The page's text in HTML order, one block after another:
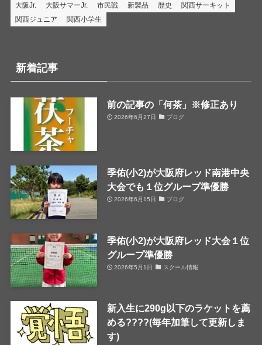
大阪Jr.
大阪サマーJr. 市民戦 新製品 歴史
関西サーキット
関西ジュニア
関西小学生
新着記事
前の記事の「何茶」※修正あり
2026年6月27日 ブログ
季佑(小2)が大阪府レッド南港中央
大会でも１位グループ準優勝
2026年6月15日 ブログ
季佑(小2)が大阪府レッド大会１位
グループ準優勝
2026年5月1日 スクール情報
新入生に290g以下のラケットを薦
める????(毎年加筆して更新しま
す)